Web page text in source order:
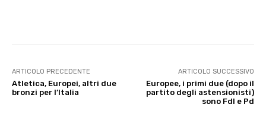
ARTICOLO PRECEDENTE
Atletica, Europei, altri due
bronzi per l’Italia
ARTICOLO SUCCESSIVO
Europee, i primi due (dopo il
partito degli astensionisti)
sono FdI e Pd